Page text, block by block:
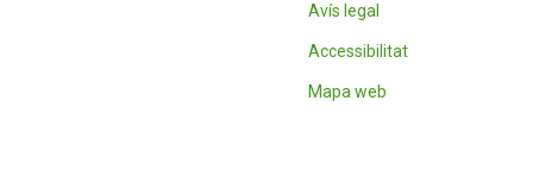
Avís legal
Accessibilitat
Mapa web